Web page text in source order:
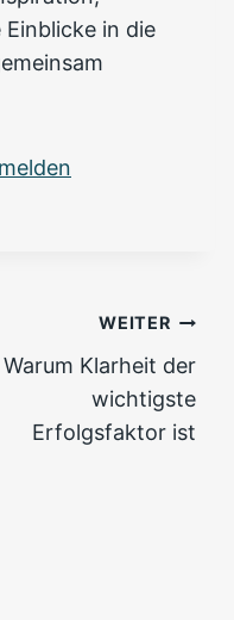
in die
WEITER
Warum Klarheit der
wichtigste
Erfolgsfaktor ist